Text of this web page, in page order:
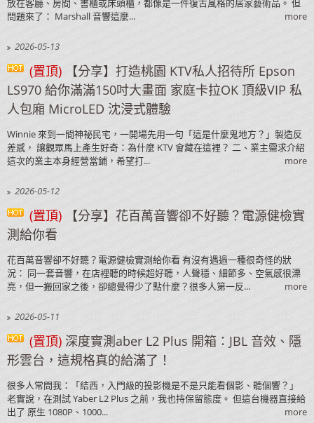
放在客廳、房間、書櫃或床頭櫃，都像是一件復古風格的居家藝術品。 但
問題來了： Marshall 音響這麼...
more
2026-05-13
(置頂)
【分享】打造桃園 KTV私人招待所 Epson
LS970 給你滿滿150吋大畫面 家庭卡拉OK 頂級VIP 私
人包廂 MicroLED 沈浸式體驗
Winnie 來到一間神祕民宅，一開場先用一句「這是什麼鬼地方？」製造反
差感， 讓觀眾馬上產生好奇：為什麼 KTV 會藏在這裡？ 二、業主需求介紹
這次的業主本身經營當鋪，希望打...
more
2026-05-12
(置頂)
【分享】花百萬音響卻不好聽？電源健檢實
測給你看
花百萬音響卻不好聽？電源健檢實測給你看 有沒有遇過一種很奇怪的狀
況： 同一套音響，在店裡聽的時候超好聽，人聲穩、細節多、空氣感很漂
亮，但一搬回家之後，卻總覺得少了點什麼？很多人第一反...
more
2026-05-11
(置頂) 深度實測aber L2 Plus 開箱：JBL 音效、隱
形雲台，這規格真的給滿了！
很多人常問我：「結西，入門級的投影機是不是只能看個影、聽個響？」
老實說，在測試 Yaber L2 Plus 之前，我也持保留態度。 但這台機器直接給
出了 原生 1080P、1000...
more